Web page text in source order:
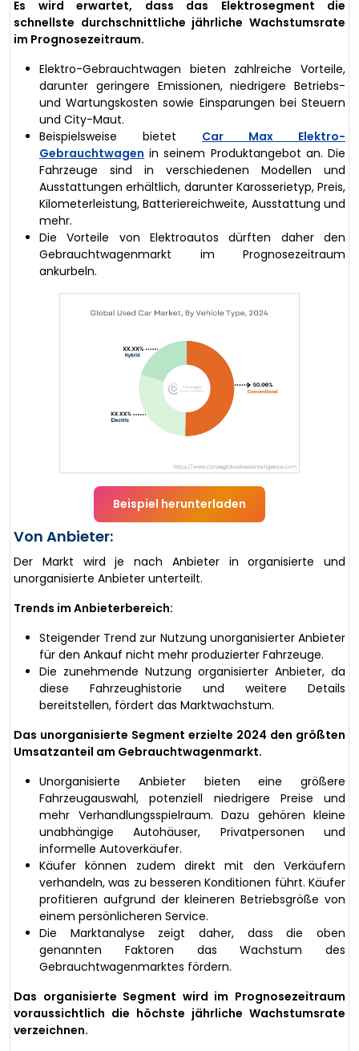
Es wird erwartet, dass das Elektrosegment die
schnellste durchschnittliche jährliche Wachstumsrate
im Prognosezeitraum.
Elektro-Gebrauchtwagen bieten zahlreiche Vorteile,
darunter geringere Emissionen, niedrigere Betriebs-
und Wartungskosten sowie Einsparungen bei Steuern
und City-Maut.
Beispielsweise bietet Car Max Elektro-
Gebrauchtwagen in seinem Produktangebot an. Die
Fahrzeuge sind in verschiedenen Modellen und
Ausstattungen erhältlich, darunter Karosserietyp, Preis,
Kilometerleistung, Batteriereichweite, Ausstattung und
mehr.
Die Vorteile von Elektroautos dürften daher den
Gebrauchtwagenmarkt im Prognosezeitraum
ankurbeln.
Beispiel herunterladen
Von Anbieter:
Der Markt wird je nach Anbieter in organisierte und
unorganisierte Anbieter unterteilt.
Trends im Anbieterbereich:
Steigender Trend zur Nutzung unorganisierter Anbieter
für den Ankauf nicht mehr produzierter Fahrzeuge.
Die zunehmende Nutzung organisierter Anbieter, da
diese Fahrzeughistorie und weitere Details
bereitstellen, fördert das Marktwachstum.
Das unorganisierte Segment erzielte 2024 den größten
Umsatzanteil am Gebrauchtwagenmarkt.
Unorganisierte Anbieter bieten eine größere
Fahrzeugauswahl, potenziell niedrigere Preise und
mehr Verhandlungsspielraum. Dazu gehören kleine
unabhängige Autohäuser, Privatpersonen und
informelle Autoverkäufer.
Käufer können zudem direkt mit den Verkäufern
verhandeln, was zu besseren Konditionen führt. Käufer
profitieren aufgrund der kleineren Betriebsgröße von
einem persönlicheren Service.
Die Marktanalyse zeigt daher, dass die oben
genannten Faktoren das Wachstum des
Gebrauchtwagenmarktes fördern.
Das organisierte Segment wird im Prognosezeitraum
voraussichtlich die höchste jährliche Wachstumsrate
verzeichnen.